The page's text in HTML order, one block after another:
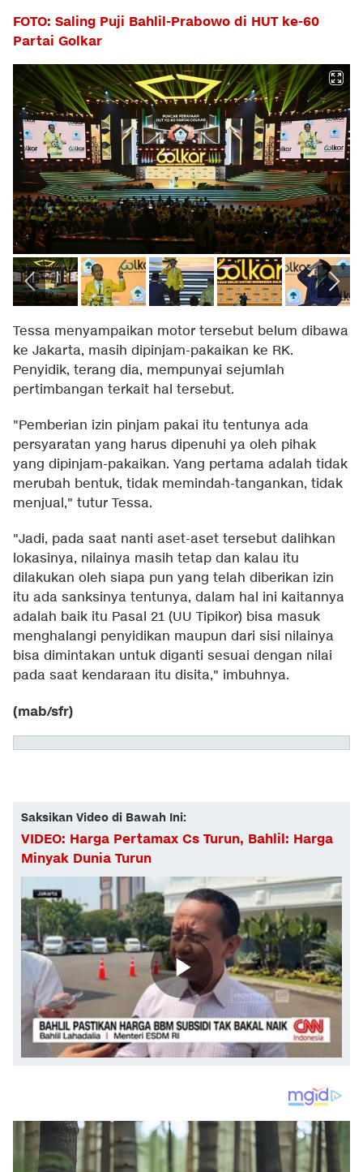
FOTO: Saling Puji Bahlil-Prabowo di HUT ke-60
Partai Golkar
Tessa menyampaikan motor tersebut belum dibawa
ke Jakarta, masih dipinjam-pakaikan ke RK.
Penyidik, terang dia, mempunyai sejumlah
pertimbangan terkait hal tersebut.
"Pemberian izin pinjam pakai itu tentunya ada
persyaratan yang harus dipenuhi ya oleh pihak
yang dipinjam-pakaikan. Yang pertama adalah tidak
merubah bentuk, tidak memindah-tangankan, tidak
menjual," tutur Tessa.
"Jadi, pada saat nanti aset-aset tersebut dalihkan
lokasinya, nilainya masih tetap dan kalau itu
dilakukan oleh siapa pun yang telah diberikan izin
itu ada sanksinya tentunya, dalam hal ini kaitannya
adalah baik itu Pasal 21 (UU Tipikor) bisa masuk
menghalangi penyidikan maupun dari sisi nilainya
bisa dimintakan untuk diganti sesuai dengan nilai
pada saat kendaraan itu disita," imbuhnya.
(mab/sfr)
Saksikan Video di Bawah Ini:
VIDEO: Harga Pertamax Cs Turun, Bahlil: Harga
Minyak Dunia Turun